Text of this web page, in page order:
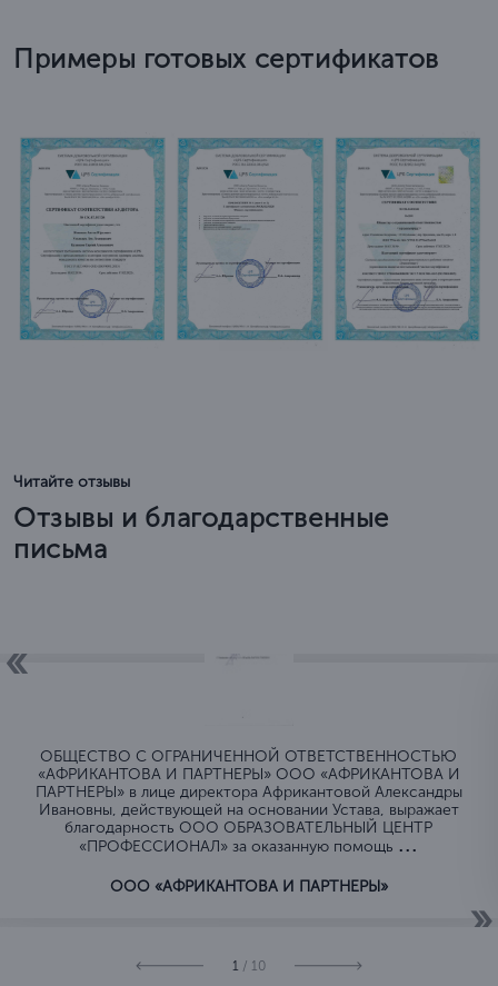
Примеры готовых сертификатов
Читайте отзывы
Отзывы и благодарственные
письма
ОБЩЕСТВО C ОГРАНИЧЕННОЙ ОТВЕТСТВЕННОСТЬЮ
«АФРИКАНТОВА И ПАРТНЕРЫ» ООО «АФРИКАНТОВА И
ПАРТНЕРЫ» в лице директора Африкантовой Александры
Ивановны, действующей на основании Устава, выражает
благодарность ООО ОБРАЗОВАТЕЛЬНЫЙ ЦЕНТР
«ПРОФЕССИОНАЛ» за оказанную помощь ...
ООО «АФРИКАНТОВА И ПАРТНЕРЫ»
1 / 10